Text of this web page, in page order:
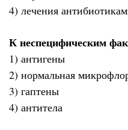
4) лечения
К неспецифическим
1) антигены
2) нормальная
3) гаптены
4) антитела